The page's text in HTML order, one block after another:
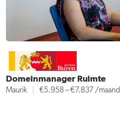
Domeinmanager Ruimte
Maurik €5.958 – €7.837 /maand